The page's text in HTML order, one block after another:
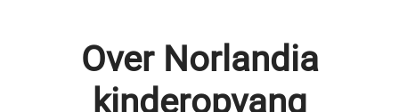
Over Norlandia
kinderopvang